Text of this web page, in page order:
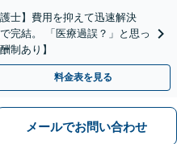
士】費用を抑えて迅速解決
完結。 「医療過誤？」と思っ
制あり】
料金表を見る
メールでお問い合わせ